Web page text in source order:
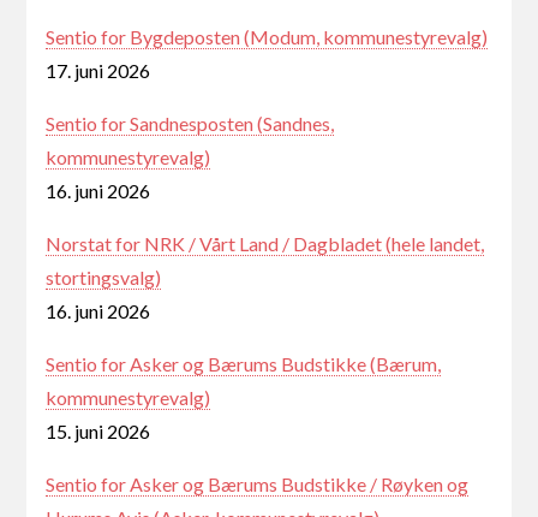
Sentio for Bygdeposten (Modum, kommunestyrevalg)
17. juni 2026
Sentio for Sandnesposten (Sandnes,
kommunestyrevalg)
16. juni 2026
Norstat for NRK / Vårt Land / Dagbladet (hele landet,
stortingsvalg)
16. juni 2026
Sentio for Asker og Bærums Budstikke (Bærum,
kommunestyrevalg)
15. juni 2026
Sentio for Asker og Bærums Budstikke / Røyken og